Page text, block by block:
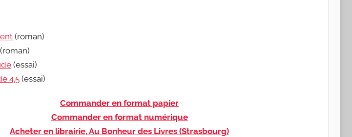
(roman)
(roman)
(essai)
4.5 (essai)
Commander en format papier
Commander en format numérique
Acheter en librairie, Au Bonheur des Livres (Strasbourg)